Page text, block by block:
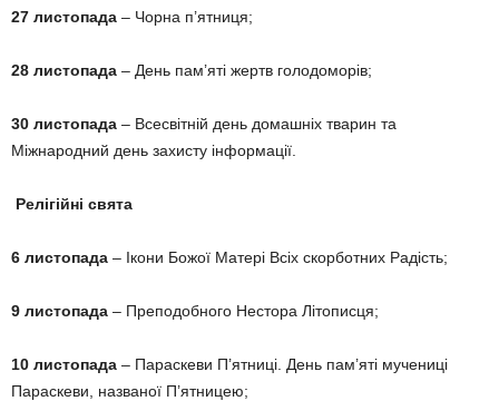
27 листопада – Чорна п’ятниця;
28 листопада – День пам’яті жертв голодоморів;
30 листопада – Всесвітній день домашніх тварин та
Міжнародний день захисту інформації.
Релігійні свята
6 листопада – Ікони Божої Матері Всіх скорботних Радість;
9 листопада – Преподобного Нестора Літописця;
10 листопада – Параскеви П’ятниці. День пам’яті мучениці
Параскеви, названої П’ятницею;